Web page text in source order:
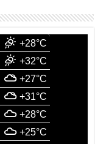
+28°C
+32°C
+27°C
+31°C
+28°C
+25°C